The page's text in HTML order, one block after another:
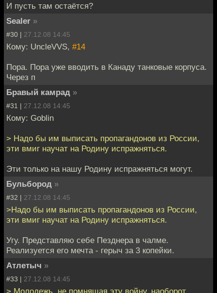
И пусть там остаётся?
Sealer »
#30 | 27.12.08 14:45
Кому: UncleVVS, #14
Пора. Пора уже вводить в Канаду танковые корпуса.
Через п
Бравый камрад »
#31 | 27.12.08 14:45
Кому: Goblin
> Надо бы им выписать пропагандонов из России,
эти вмиг научат на Родину испражняться.
Эти только на нашу Родину испражняться могут.
Бульбород »
#32 | 27.12.08 14:45
>Надо бы им выписать пропагандонов из России,
эти вмиг научат на Родину испражняться.
Угу. Представляю себе Пезднера в чалме.
Реализуется его мечта - герыч за 3 копейки.
Атлетыч »
#33 | 27.12.08 14:45
> Молодежь, не помнящая эту войну, наоборот,